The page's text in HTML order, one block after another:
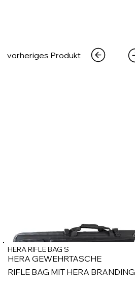
HERA RIFLE BAG S
HERA GEWEHRTASCHE
RIFLE BAG MIT HERA BRANDING
vorheriges Produkt